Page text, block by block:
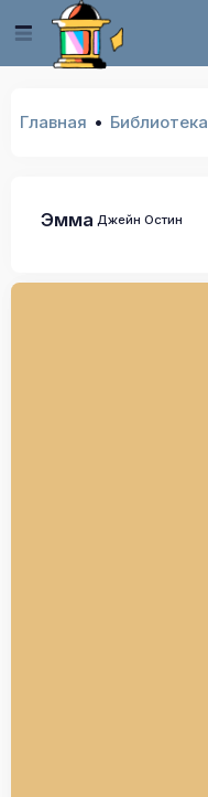
Главная Библиотека
Эмма Джейн Остин